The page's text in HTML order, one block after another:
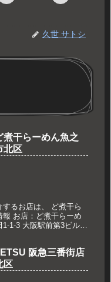
久世 サトシ
煮干らーめん魚之
北区
るお店は、 ど煮干ら
お店：ど煮干らーめ
1-3 大阪駅前第3ビル
阪急三番街店
区